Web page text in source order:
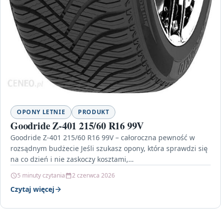
OPONY LETNIE PRODUKT
Goodride Z-401 215/60 R16 99V
Goodride Z-401 215/60 R16 99V – całoroczna pewność w
rozsądnym budżecie Jeśli szukasz opony, która sprawdzi się
na co dzień i nie zaskoczy kosztami,…
5 minuty czytania 2 czerwca 2026
Czytaj więcej